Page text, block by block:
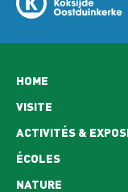
HOME
VISITE
ACTIVITÉS &
ÉCOLES
NATURE